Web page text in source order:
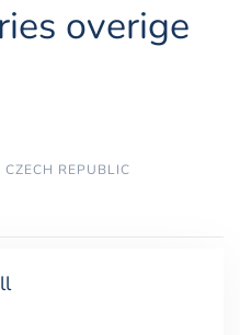
overige
CZECH REPUBLIC